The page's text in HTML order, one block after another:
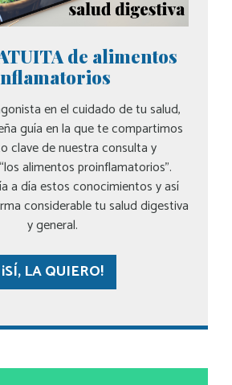
de alimentos
en el cuidado de tu salud,
guía en la que te compartimos
clave de nuestra consulta y
alimentos proinflamatorios”.
a día estos conocimientos y así
considerable tu salud digestiva
y general.
¡SÍ, LA QUIERO!